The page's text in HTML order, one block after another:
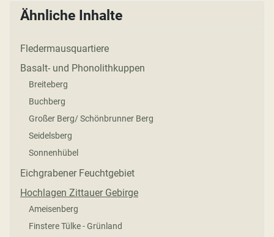
Ähnliche Inhalte
Fledermausquartiere
Basalt- und Phonolithkuppen
Breiteberg
Buchberg
Großer Berg/ Schönbrunner Berg
Seidelsberg
Sonnenhübel
Eichgrabener Feuchtgebiet
Hochlagen Zittauer Gebirge
Ameisenberg
Finstere Tülke - Grünland